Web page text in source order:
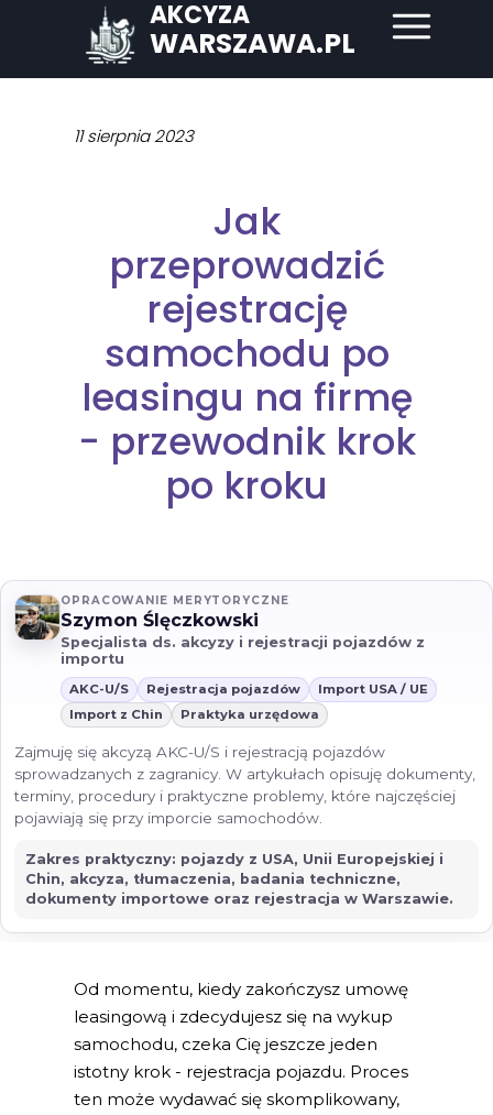
AKCYZA
WARSZAWA.PL
11 sierpnia 2023
Jak
przeprowadzić
rejestrację
samochodu po
leasingu na firmę
- przewodnik krok
po kroku
Od momentu, kiedy zakończysz umowę
leasingową i zdecydujesz się na wykup
samochodu, czeka Cię jeszcze jeden
istotny krok - rejestracja pojazdu. Proces
ten może wydawać się skomplikowany,
OPRACOWANIE MERYTORYCZNE
Szymon Ślęczkowski
Specjalista ds. akcyzy i rejestracji pojazdów z
importu
AKC-U/S Rejestracja pojazdów
Import USA / UE
Import z Chin
Praktyka urzędowa
Zajmuję się akcyzą AKC-U/S i rejestracją pojazdów
sprowadzanych z zagranicy. W artykułach opisuję dokumenty,
terminy, procedury i praktyczne problemy, które najczęściej
pojawiają się przy imporcie samochodów.
Zakres praktyczny: pojazdy z USA, Unii Europejskiej i
Chin, akcyza, tłumaczenia, badania techniczne,
dokumenty importowe oraz rejestracja w Warszawie.